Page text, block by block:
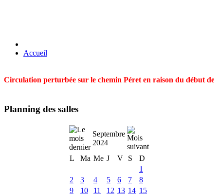
Accueil
Circulation perturbée sur le chemin Péret en raison du début
Planning des salles
Septembre
2024
L
Ma Me J V S
D
1
2
3 4 5 6 7
8
9
10 11 12 13 14 15